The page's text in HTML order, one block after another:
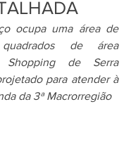
ocupa uma área de
de área
Shopping de Serra
para atender à
da 3ª Macrorregião